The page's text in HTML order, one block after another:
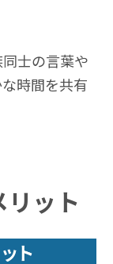
士の言葉や
時間を共有
ット